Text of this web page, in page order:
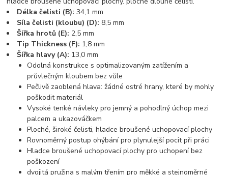
Délka čelisti (B):34,1 mm
Síla čelisti (kloubu) (D): 8,5 mm
Šířka hrotů (E): 2,5 mm
Tip Thickness (F): 1,8 mm
Šířka hlavy (A): 13,0 mm
Odolná konstrukce s optimalizovaným zatížením a
průvlečným kloubem bez vůle
Pečlivě zaoblená hlava: žádné ostré hrany, které by mohly
poškodit materiál
Vysoké tenké návleky pro jemný a pohodlný úchop mezi
palcem a ukazováčkem
Ploché, široké čelisti, hladce broušené uchopovací plochy
Rovnoměrný postup ohýbání pro plynulejší pocit při práci
Hladce broušené uchopovací plochy pro uchopení bez
poškození
dvojitá pružina s malým třením pro měkké a stejnoměrné